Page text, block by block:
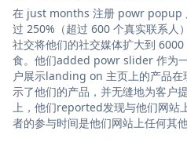
在 just months 注册 powr popup
过 250%（超过 600 个真实联系
社交将他们的社交媒体扩大到
食。他们added powr slider 作为
户展示landing on 主页上的产品在
示了他们的产品，并无缝地为客户
上，他们reported发现与他们网站
者的参与时间是他们网站上任何其